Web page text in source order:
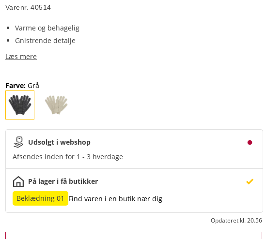
Varenr. 40514
Varme og behagelig
Gnistrende detalje
Læs mere
Farve: Grå
Udsolgt i webshop
Afsendes inden for 1 - 3 hverdage
På lager i få butikker
Beklædning 01
Find varen i en butik nær dig
Opdateret kl. 20.56